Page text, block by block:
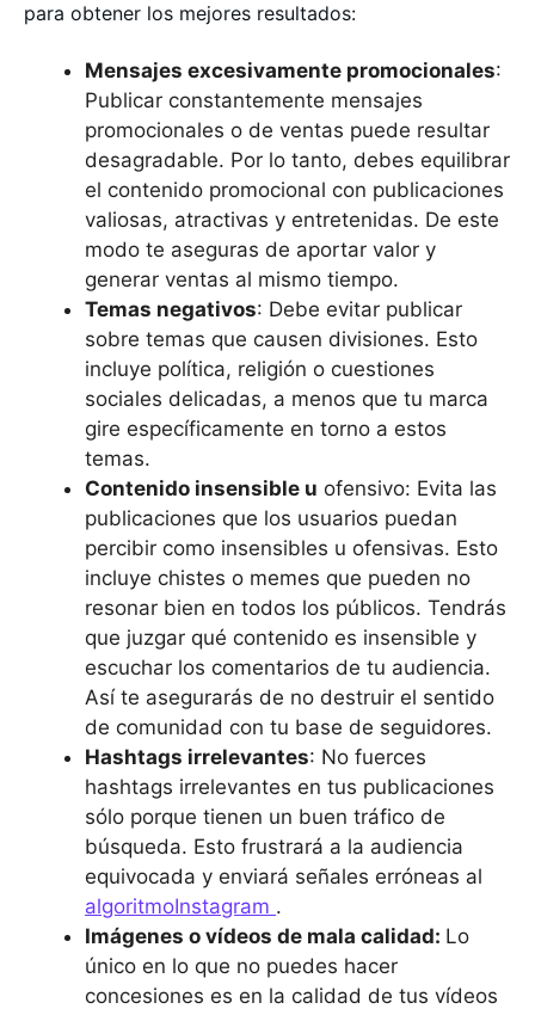
para obtener los mejores resultados:
Mensajes excesivamente promocionales:
Publicar constantemente mensajes
promocionales o de ventas puede resultar
desagradable. Por lo tanto, debes equilibrar
el contenido promocional con publicaciones
valiosas, atractivas y entretenidas. De este
modo te aseguras de aportar valor y
generar ventas al mismo tiempo.
Temas negativos: Debe evitar publicar
sobre temas que causen divisiones. Esto
incluye política, religión o cuestiones
sociales delicadas, a menos que tu marca
gire específicamente en torno a estos
temas.
Contenido insensible u ofensivo: Evita las
publicaciones que los usuarios puedan
percibir como insensibles u ofensivas. Esto
incluye chistes o memes que pueden no
resonar bien en todos los públicos. Tendrás
que juzgar qué contenido es insensible y
escuchar los comentarios de tu audiencia.
Así te asegurarás de no destruir el sentido
de comunidad con tu base de seguidores.
Hashtags irrelevantes: No fuerces
hashtags irrelevantes en tus publicaciones
sólo porque tienen un buen tráfico de
búsqueda. Esto frustrará a la audiencia
equivocada y enviará señales erróneas al
algoritmoInstagram .
Imágenes o vídeos de mala calidad: Lo
único en lo que no puedes hacer
concesiones es en la calidad de tus vídeos